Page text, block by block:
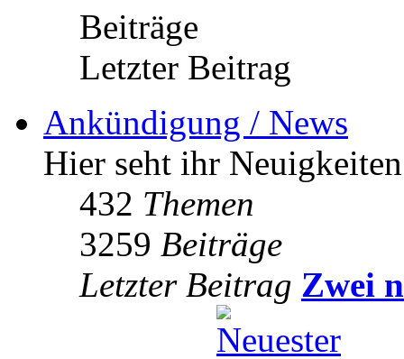
Beiträge
Letzter Beitrag
Ankündigung / News
Hier seht ihr
432 Themen
3259 Beiträge
Letzter Beitrag Zwei